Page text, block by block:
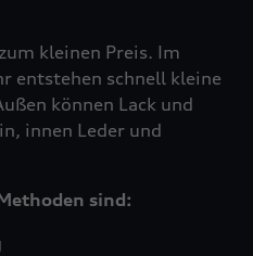
kleinen Preis. Im
entstehen schnell kleine
können Lack und
innen Leder und
sind: